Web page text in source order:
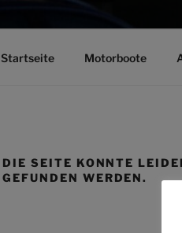
Startseite Motorboote
DIE SEITE KONNTE
GEFUNDEN WERDEN.